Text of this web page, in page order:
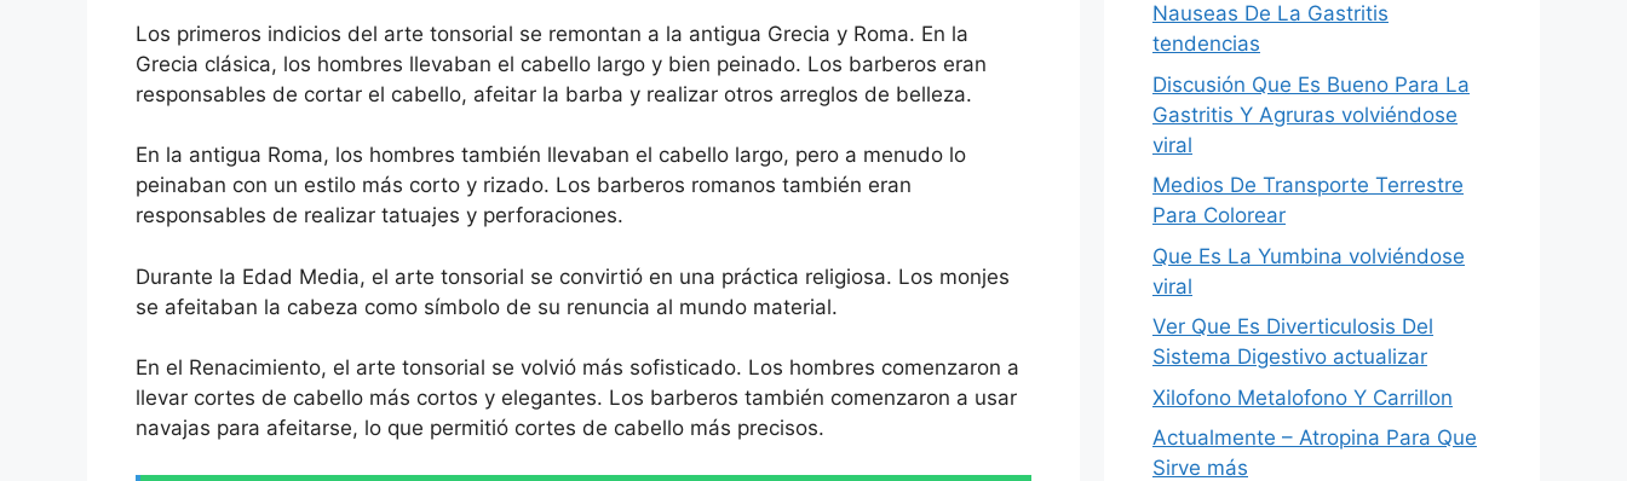
Los primeros indicios del arte tonsorial se remontan a la antigua Grecia y Roma. En la
Grecia clásica, los hombres llevaban el cabello largo y bien peinado. Los barberos eran
responsables de cortar el cabello, afeitar la barba y realizar otros arreglos de belleza.
En la antigua Roma, los hombres también llevaban el cabello largo, pero a menudo lo
peinaban con un estilo más corto y rizado. Los barberos romanos también eran
responsables de realizar tatuajes y perforaciones.
Durante la Edad Media, el arte tonsorial se convirtió en una práctica religiosa. Los monjes
se afeitaban la cabeza como símbolo de su renuncia al mundo material.
En el Renacimiento, el arte tonsorial se volvió más sofisticado. Los hombres comenzaron a
llevar cortes de cabello más cortos y elegantes. Los barberos también comenzaron a usar
navajas para afeitarse, lo que permitió cortes de cabello más precisos.
Nauseas De La Gastritis
tendencias
Discusión Que Es Bueno Para La
Gastritis Y Agruras volviéndose
viral
Medios De Transporte Terrestre
Para Colorear
Que Es La Yumbina volviéndose
viral
Ver Que Es Diverticulosis Del
Sistema Digestivo actualizar
Xilofono Metalofono Y Carrillon
Actualmente – Atropina Para Que
Sirve más